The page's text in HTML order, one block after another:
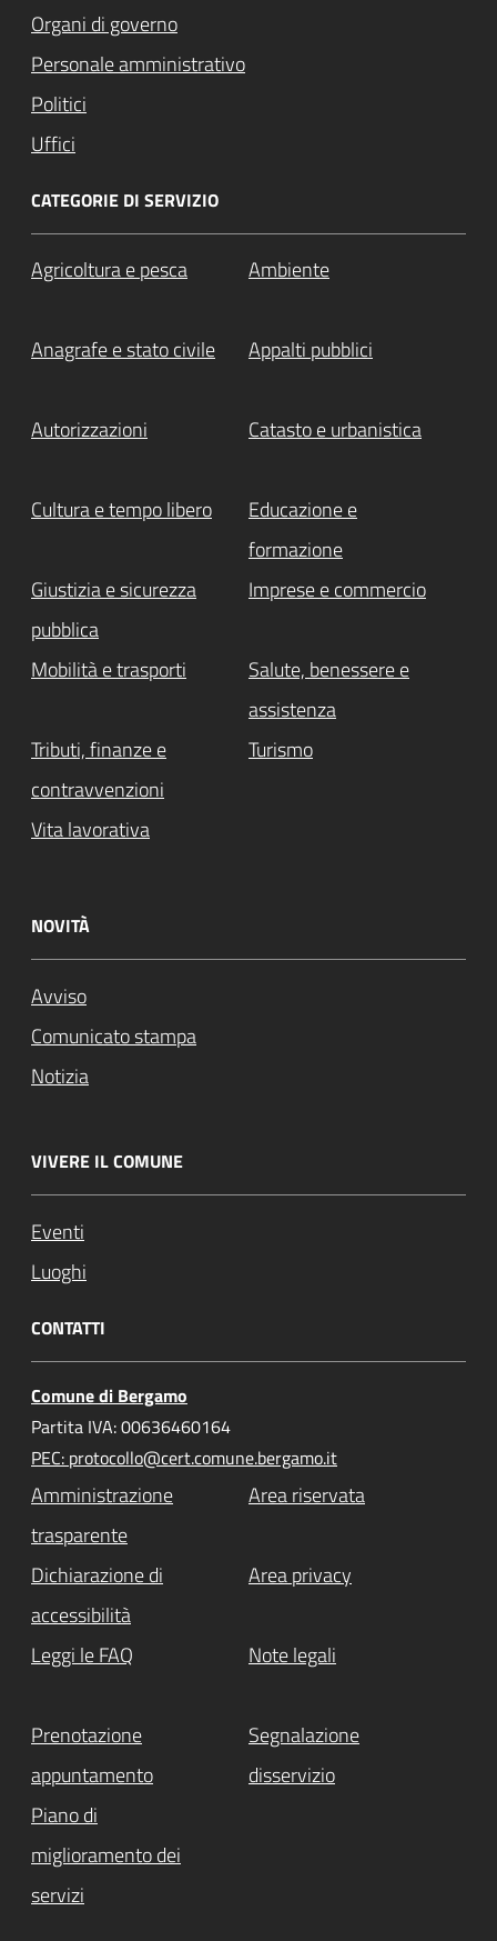
Organi di governo
Personale amministrativo
Politici
Uffici
CATEGORIE DI SERVIZIO
Agricoltura e pesca Ambiente
Anagrafe e stato civile Appalti pubblici
Autorizzazioni Catasto e urbanistica
Cultura e tempo libero
Educazione e
formazione
Giustizia e sicurezza
pubblica
Imprese e commercio
Mobilità e trasporti
Salute, benessere e
assistenza
Tributi, finanze e
contravvenzioni
Turismo
Vita lavorativa
NOVITÀ
Avviso
Comunicato stampa
Notizia
VIVERE IL COMUNE
Eventi
Luoghi
CONTATTI
Comune di Bergamo
Partita IVA: 00636460164
PEC: protocollo@cert.comune.bergamo.it
Amministrazione
trasparente
Area riservata
Dichiarazione di
accessibilità
Area privacy
Leggi le FAQ Note legali
Prenotazione
appuntamento
Segnalazione
disservizio
Piano di
miglioramento dei
servizi